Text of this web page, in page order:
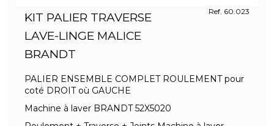
KIT PALIER TRAVERSE
LAVE-LINGE MALICE
BRANDT
Ref. 60.023
PALIER ENSEMBLE COMPLET ROULEMENT pour
coté DROIT où GAUCHE
Machine à laver BRANDT 52X5020